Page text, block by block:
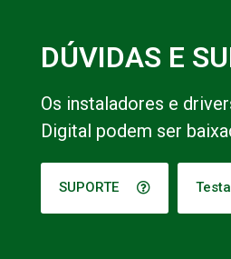
DÚVIDAS E
Os instaladores e
Digital podem ser
SUPORTE